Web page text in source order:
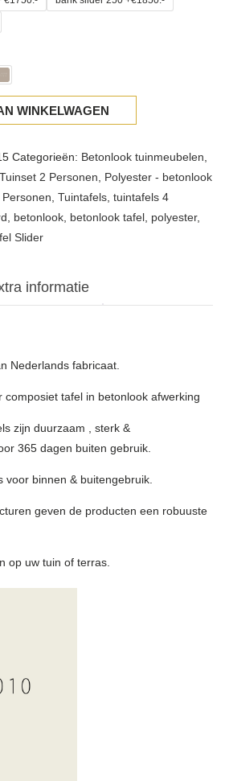
WINKELWAGEN
Categorieën: Betonlook tuinmeubelen
2 Personen
Polyester - betonlook
Tuintafels tuintafels 4
betonlook betonlook tafel polyester,
Slider
informatie
Nederlands fabricaat.
composiet tafel in betonlook afwerking
zijn duurzaam , sterk &
365 dagen buiten gebruik.
voor binnen & buitengebruik.
geven de producten een robuuste
op uw tuin of terras.